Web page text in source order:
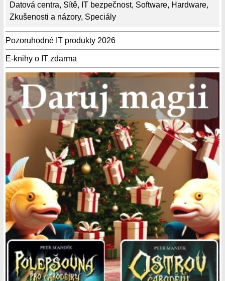
Datová centra, Sítě, IT bezpečnost, Software, Hardware,
Zkušenosti a názory, Speciály
Pozoruhodné IT produkty 2026
E-knihy o IT zdarma